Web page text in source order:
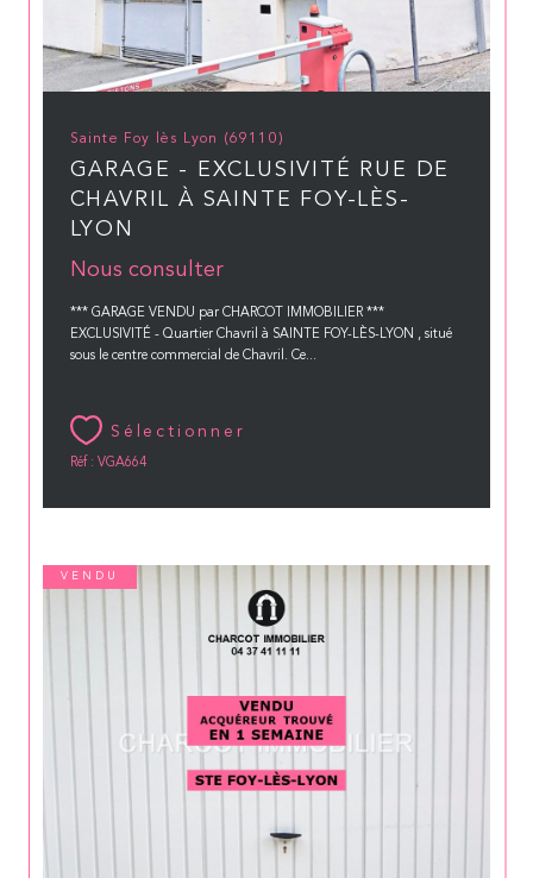
Sainte Foy lès Lyon (69110)
GARAGE - EXCLUSIVITÉ RUE DE
CHAVRIL À SAINTE FOY-LÈS-
LYON
Nous consulter
*** GARAGE VENDU par CHARCOT IMMOBILIER ***
EXCLUSIVITÉ - Quartier Chavril à SAINTE FOY-LÈS-LYON , situé
sous le centre commercial de Chavril. Ce...
Sélectionner
Réf : VGA664
VENDU